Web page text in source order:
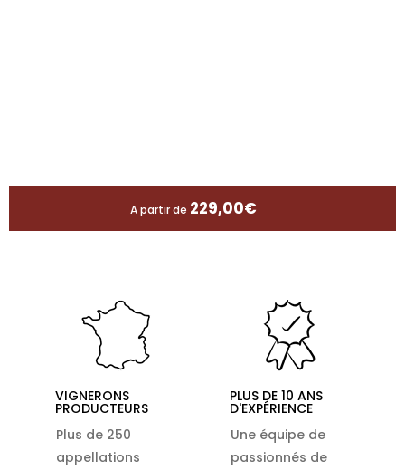
A partir de 229,00€
VIGNERONS
PRODUCTEURS
Plus de 250
appellations
PLUS DE 10 ANS
D'EXPÉRIENCE
Une équipe de
passionnés de